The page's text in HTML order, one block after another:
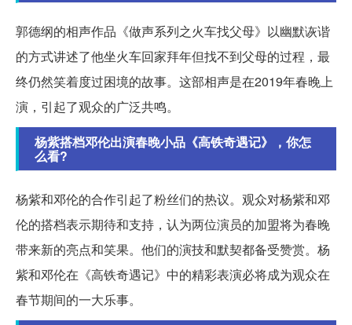
郭德纲的相声作品《做声系列之火车找父母》以幽默诙谐
的方式讲述了他坐火车回家拜年但找不到父母的过程，最
终仍然笑着度过困境的故事。这部相声是在2019年春晚上
演，引起了观众的广泛共鸣。
杨紫搭档邓伦出演春晚小品《高铁奇遇记》，你怎
么看?
杨紫和邓伦的合作引起了粉丝们的热议。观众对杨紫和邓
伦的搭档表示期待和支持，认为两位演员的加盟将为春晚
带来新的亮点和笑果。他们的演技和默契都备受赞赏。杨
紫和邓伦在《高铁奇遇记》中的精彩表演必将成为观众在
春节期间的一大乐事。